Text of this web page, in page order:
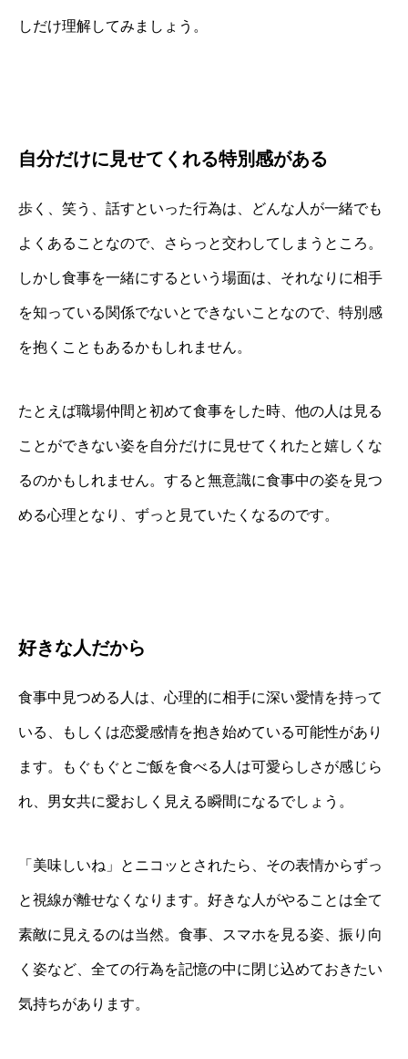
しだけ理解してみましょう。
自分だけに見せてくれる特別感がある
歩く、笑う、話すといった行為は、どんな人が一緒でも
よくあることなので、さらっと交わしてしまうところ。
しかし食事を一緒にするという場面は、それなりに相手
を知っている関係でないとできないことなので、特別感
を抱くこともあるかもしれません。
たとえば職場仲間と初めて食事をした時、他の人は見る
ことができない姿を自分だけに見せてくれたと嬉しくな
るのかもしれません。すると無意識に食事中の姿を見つ
める心理となり、ずっと見ていたくなるのです。
好きな人だから
食事中見つめる人は、心理的に相手に深い愛情を持って
いる、もしくは恋愛感情を抱き始めている可能性があり
ます。もぐもぐとご飯を食べる人は可愛らしさが感じら
れ、男女共に愛おしく見える瞬間になるでしょう。
「美味しいね」とニコッとされたら、その表情からずっ
と視線が離せなくなります。好きな人がやることは全て
素敵に見えるのは当然。食事、スマホを見る姿、振り向
く姿など、全ての行為を記憶の中に閉じ込めておきたい
気持ちがあります。